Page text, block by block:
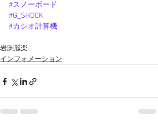
#スノーボード
#G_SHOCK
#カシオ計算機
岩渕麗楽
インフォメーション